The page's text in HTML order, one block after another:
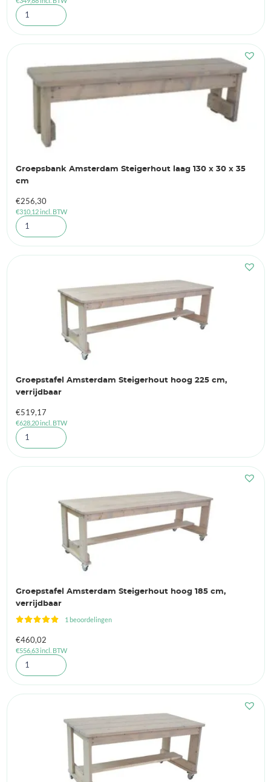
Groepsbank Amsterdam Steigerhout laag 130 x 30 x 35
cm
€256,30
€310,12incl. BTW
Groepstafel Amsterdam Steigerhout hoog 225 cm,
verrijdbaar
€519,17
€628,20incl. BTW
Groepstafel Amsterdam Steigerhout hoog 185 cm,
verrijdbaar
1 beoordelingen
€460,02
€556,63incl. BTW